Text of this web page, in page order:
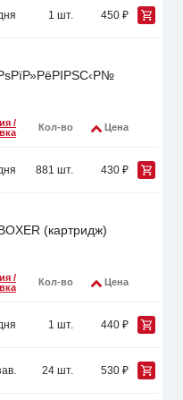
1 шт. 450 ₽
/
Кол-во Цена
881 шт. 430 ₽
(картридж)
/
Кол-во Цена
1 шт. 440 ₽
24 шт. 530 ₽